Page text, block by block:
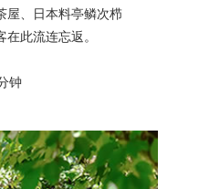
屋、日本料亭鳞次栉
此流连忘返。
钟